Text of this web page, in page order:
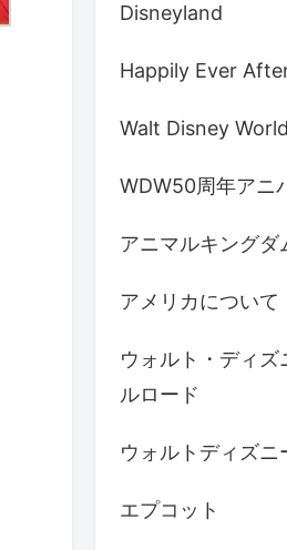
Disneyland
Happily Ever
Walt Disney World
WDW50周年アニ
アニマルキングダ
アメリカについて
ウォルト・ディズ
ルロード
ウォルトディズニ
エプコット